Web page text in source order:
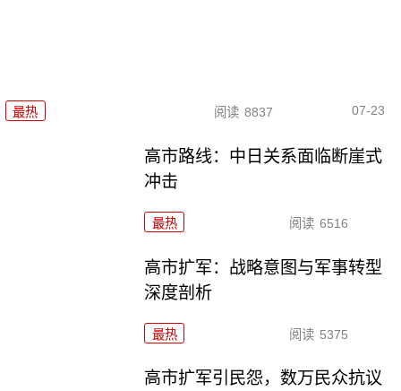
最热 阅读 8837 07-23
高市路线：中日关系面临断崖式
冲击
最热 阅读 6516
高市扩军：战略意图与军事转型
深度剖析
最热 阅读 5375
高市扩军引民怨，数万民众抗议